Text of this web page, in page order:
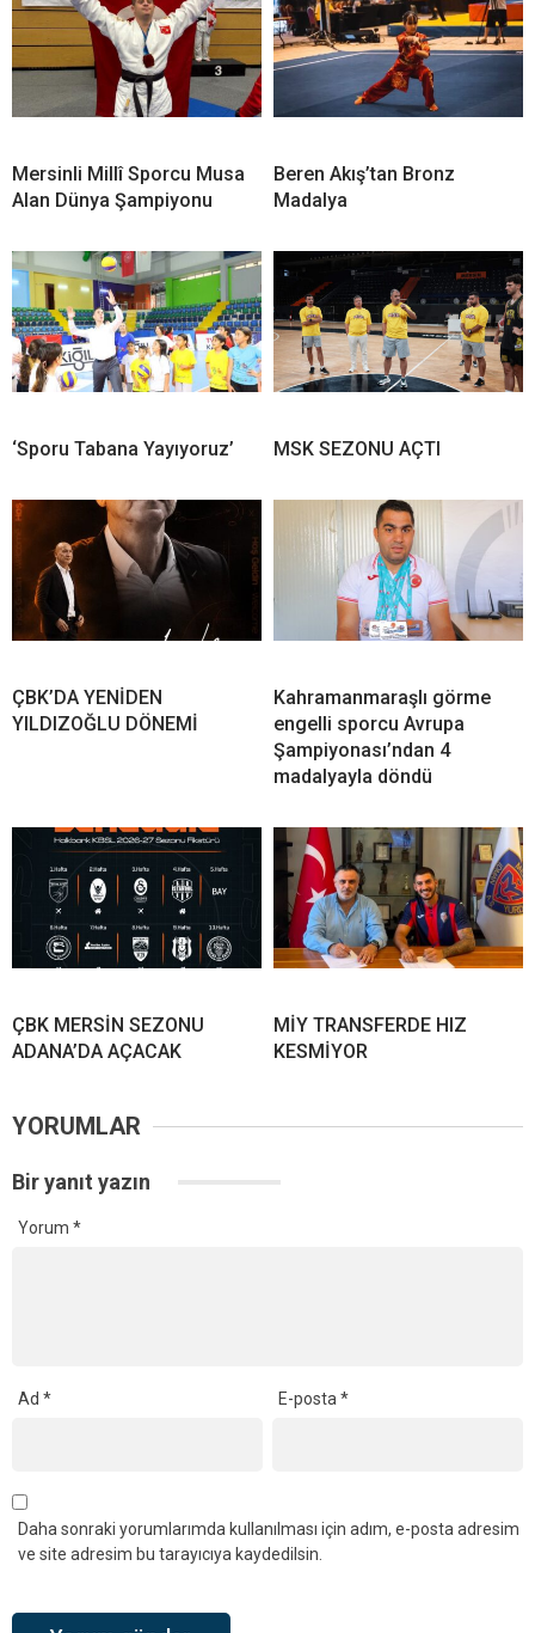
Mersinli Millî Sporcu Musa
Alan Dünya Şampiyonu
Beren Akış’tan Bronz
Madalya
‘Sporu Tabana Yayıyoruz’ MSK SEZONU AÇTI
ÇBK’DA YENİDEN
YILDIZOĞLU DÖNEMİ
Kahramanmaraşlı görme
engelli sporcu Avrupa
Şampiyonası’ndan 4
madalyayla döndü
ÇBK MERSİN SEZONU
ADANA’DA AÇACAK
MİY TRANSFERDE HIZ
KESMİYOR
YORUMLAR
Bir yanıt yazın
Yorum *
Ad * E-posta*
Daha sonraki yorumlarımda kullanılması için adım, e-posta adresim
ve site adresim bu tarayıcıya kaydedilsin.